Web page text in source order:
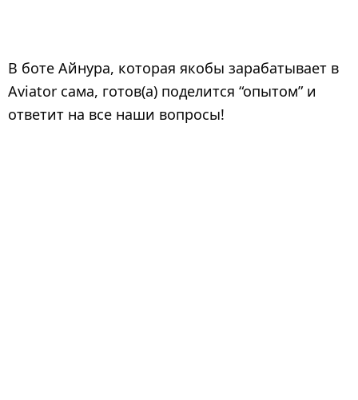
В боте Айнура, которая якобы зарабатывает в
Aviator сама, готов(а) поделится “опытом” и
ответит на все наши вопросы!